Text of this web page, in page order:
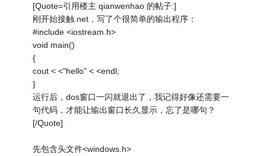
[Quote=引用楼主 qianwenhao 的帖子:]
刚开始接触.net，写了个很简单的输出程序：
#include <iostream.h>
void main()
{
cout < <"hello" < <endl;
}
运行后，dos窗口一闪就退出了，我记得好像还需要一
句代码，才能让输出窗口长久显示，忘了是哪句？
[/Quote]
先包含头文件<windows.h>